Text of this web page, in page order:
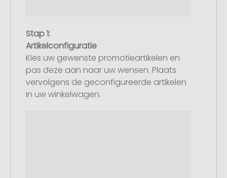
Stap 1:
Artikelconfiguratie
Kies uw gewenste promotieartikelen en
pas deze aan naar uw wensen. Plaats
vervolgens de geconfigureerde artikelen
in uw winkelwagen.